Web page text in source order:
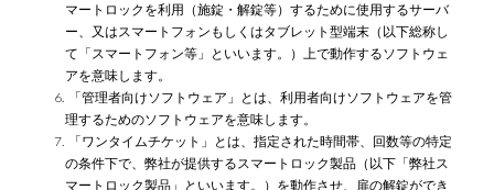
マートロックを利用（施錠・解錠等）するために使用するサーバ
ー、又はスマートフォンもしくはタブレット型端末（以下総称し
て「スマートフォン等」といいます。）上で動作するソフトウェ
アを意味します。
6. 「管理者向けソフトウェア」とは、利用者向けソフトウェアを管
理するためのソフトウェアを意味します。
7. 「ワンタイムチケット」とは、指定された時間帯、回数等の特定
の条件下で、弊社が提供するスマートロック製品（以下「弊社ス
マートロック製品」といいます。）を動作させ、扉の解錠ができ